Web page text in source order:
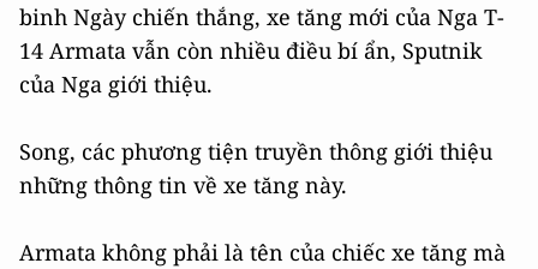
binh Ngày chiến thắng, xe tăng mới của Nga T-
14 Armata vẫn còn nhiều điều bí ẩn, Sputnik
của Nga giới thiệu.
Song, các phương tiện truyền thông giới thiệu
những thông tin về xe tăng này.
Armata không phải là tên của chiếc xe tăng mà